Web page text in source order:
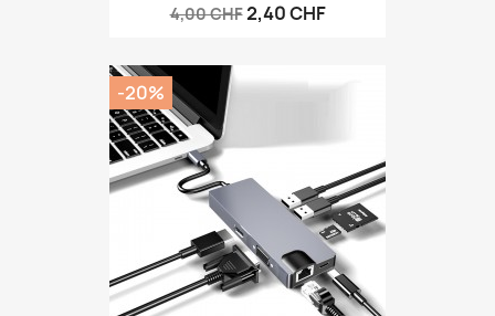
4,00 CHF2,40 CHF
-20%